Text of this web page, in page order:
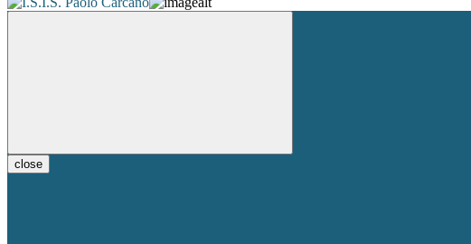
close